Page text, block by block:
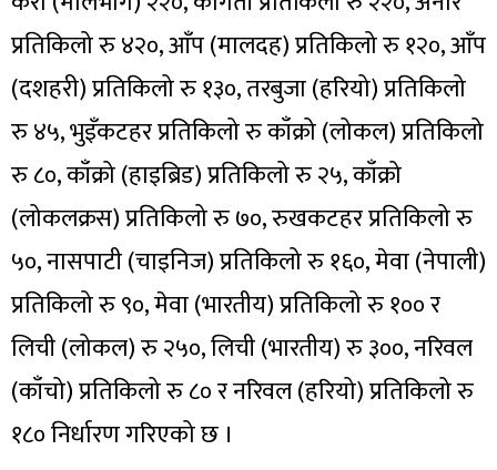
प्रतिकिलो रु ४२०, आँप (मालदह) प्रतिकिलो रु १२०, आँप
(दशहरी) प्रतिकिलो रु १३०, तरबुजा (हरियो) प्रतिकिलो
रु ४५, भुइँकटहर प्रतिकिलो रु काँक्रो (लोकल) प्रतिकिलो
रु ८०, काँक्रो (हाइब्रिड) प्रतिकिलो रु २५, काँक्रो
(लोकलक्रस) प्रतिकिलो रु ७०, रुखकटहर प्रतिकिलो रु
५०, नासपाटी (चाइनिज) प्रतिकिलो रु १६०, मेवा (नेपाली)
प्रतिकिलो रु ९०, मेवा (भारतीय) प्रतिकिलो रु १०० र
लिची (लोकल) रु २५०, लिची (भारतीय) रु ३००, नरिवल
(काँचो) प्रतिकिलो रु ८० र नरिवल (हरियो) प्रतिकिलो रु
१८० निर्धारण गरिएको छ ।